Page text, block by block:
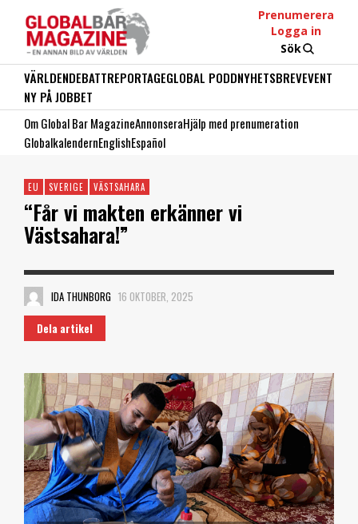
Prenumerera
Logga in
Sök
VÄRLDENDEBATTREPORTAGEGLOBAL PODDNYHETSBREVEVENT
NY PÅ JOBBET
Om Global Bar MagazineAnnonseraHjälp med prenumeration
GlobalkalendernEnglishEspañol
EU SVERIGE VÄSTSAHARA
“Får vi makten erkänner vi
Västsahara!”
IDA THUNBORG 16 OKTOBER, 2025
Dela artikel